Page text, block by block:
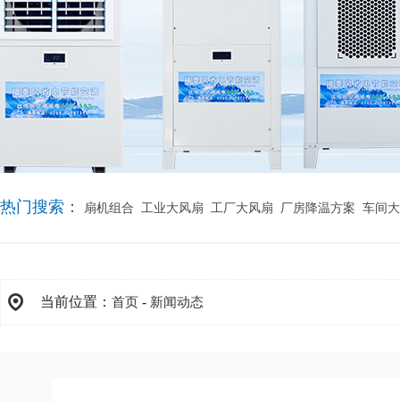
热门搜索： 扇机组合 工业大风扇 工厂大风扇 厂房降温方案 车间
当前位置： 首页 - 新闻动态